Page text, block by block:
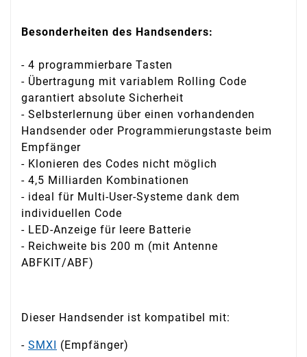
Besonderheiten des Handsenders:
- 4 programmierbare Tasten
- Übertragung mit variablem Rolling Code
garantiert absolute Sicherheit
- Selbsterlernung über einen vorhandenden
Handsender oder Programmierungstaste beim
Empfänger
- Klonieren des Codes nicht möglich
- 4,5 Milliarden Kombinationen
- ideal für Multi-User-Systeme dank dem
individuellen Code
- LED-Anzeige für leere Batterie
- Reichweite bis 200 m (mit Antenne
ABFKIT/ABF)
Dieser Handsender ist kompatibel mit:
- SMXI (Empfänger)